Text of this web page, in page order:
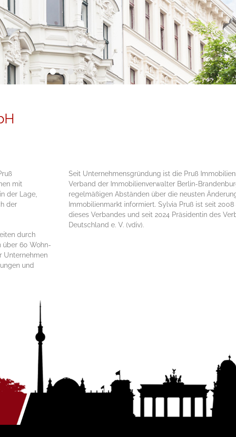
mit
der Lage,
der
durch
über 60 Wohn­
Unter­nehmen
und
Seit Unternehmens­gründung ist die Pruß
Verband der Immobilien­verwalter Berlin-
regel­mäßigen Abständen über die neusten
Immobilien­markt informiert. Sylvia Pruß ist seit
dieses Verbandes und seit 2024 Präsidentin des
Deutschland e. V. (vdiv).